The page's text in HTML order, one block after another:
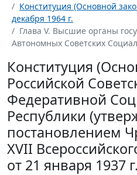
Конституция (Основной
декабря 1964 г.
Глава V. Высшие органы
Автономных Советских
Конституция
Российской
Федеративной
Республики
постановлением
XVII
от 21 января 1937